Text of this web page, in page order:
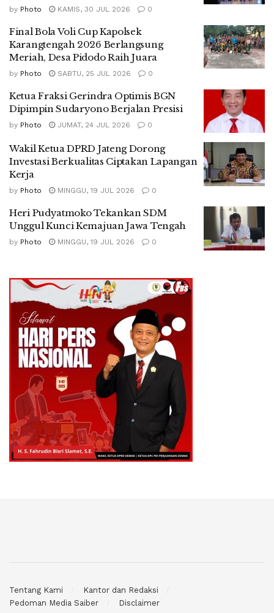
by Photo KAMIS, 30 JUL 2026 0
Final Bola Voli Cup Kapolsek
Karangtengah 2026 Berlangsung
Meriah, Desa Pidodo Raih Juara
by Photo SABTU, 25 JUL 2026 0
Ketua Fraksi Gerindra Optimis BGN
Dipimpin Sudaryono Berjalan Presisi
by Photo JUMAT, 24 JUL 2026 0
Wakil Ketua DPRD Jateng Dorong
Investasi Berkualitas Ciptakan Lapangan
Kerja
by Photo MINGGU, 19 JUL 2026 0
Heri Pudyatmoko Tekankan SDM
Unggul Kunci Kemajuan Jawa Tengah
by Photo MINGGU, 19 JUL 2026 0
Tentang Kami
Kantor dan Redaksi
Pedoman Media Saiber
Disclaimer